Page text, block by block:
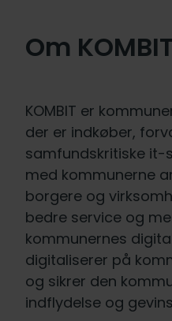
Om KOMBIT
KOMBIT er
der er indkøber,
samfundskritiske it-
med kommunerne
borgere og
bedre service og
kommunernes
digitaliserer på
og sikrer den
indflydelse og